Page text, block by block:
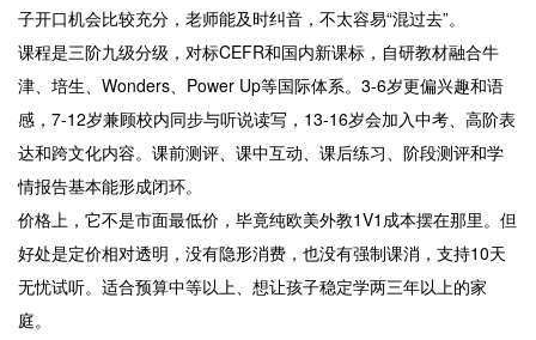
子开口机会比较充分，老师能及时纠音，不太容易“混过去”。
课程是三阶九级分级，对标CEFR和国内新课标，自研教材融合牛
津、培生、Wonders、Power Up等国际体系。3-6岁更偏兴趣和语
感，7-12岁兼顾校内同步与听说读写，13-16岁会加入中考、高阶表
达和跨文化内容。课前测评、课中互动、课后练习、阶段测评和学
情报告基本能形成闭环。
价格上，它不是市面最低价，毕竟纯欧美外教1V1成本摆在那里。但
好处是定价相对透明，没有隐形消费，也没有强制课消，支持10天
无忧试听。适合预算中等以上、想让孩子稳定学两三年以上的家
庭。